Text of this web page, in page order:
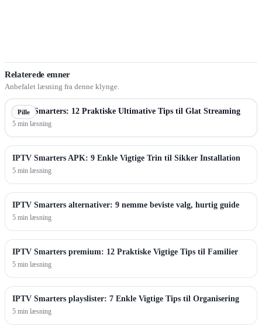
Relaterede emner
Anbefalet læsning fra denne klynge.
Pille
IPTV Smarters: 12 Praktiske Ultimative Tips til Glat Streaming
5 min læsning
IPTV Smarters APK: 9 Enkle Vigtige Trin til Sikker Installation
5 min læsning
IPTV Smarters alternativer: 9 nemme beviste valg, hurtig guide
5 min læsning
IPTV Smarters premium: 12 Praktiske Vigtige Tips til Familier
5 min læsning
IPTV Smarters playslister: 7 Enkle Vigtige Tips til Organisering
5 min læsning